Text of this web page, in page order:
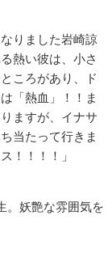
りました岩崎諒
熱い彼は、小さ
ころがあり、ド
「熱血」！！ま
ますが、イナサ
当たって行きま
！！！！」
。妖艶な雰囲気を